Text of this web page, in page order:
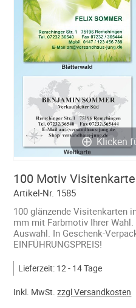
Klicken
100 Motiv
Artikel-Nr. 1585
100 glänzende Visitenkarten
mm mit Farbmotiv Ihrer
Auswahl. In Geschenk-
EINFÜHRUNGSPREIS!
Lieferzeit: 12 - 14 Tage
Inkl. MwSt.zzgl Versandkosten